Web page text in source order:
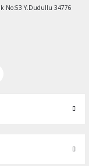
No:53 Y.Dudullu 34776